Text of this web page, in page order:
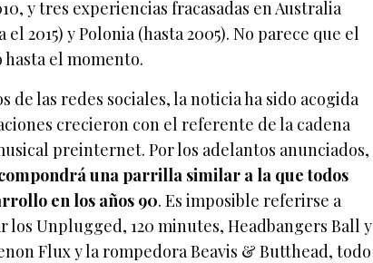
y tres experiencias fracasadas en Australia
2015) y Polonia (hasta 2005). No parece que el
el momento.
de las redes sociales, la noticia ha sido acogida
crecieron con el referente de la cadena
preinternet. Por los adelantos anunciados,
una parrilla similar a la que todos
en los años 90. Es imposible referirse a
los Unplugged, 120 minutes, Headbangers Ball y
Flux y la rompedora Beavis & Butthead, todo